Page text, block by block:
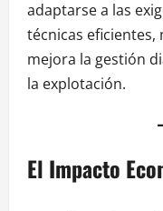
adaptarse a las
técnicas
mejora la gestión
la explotación.
El Impacto